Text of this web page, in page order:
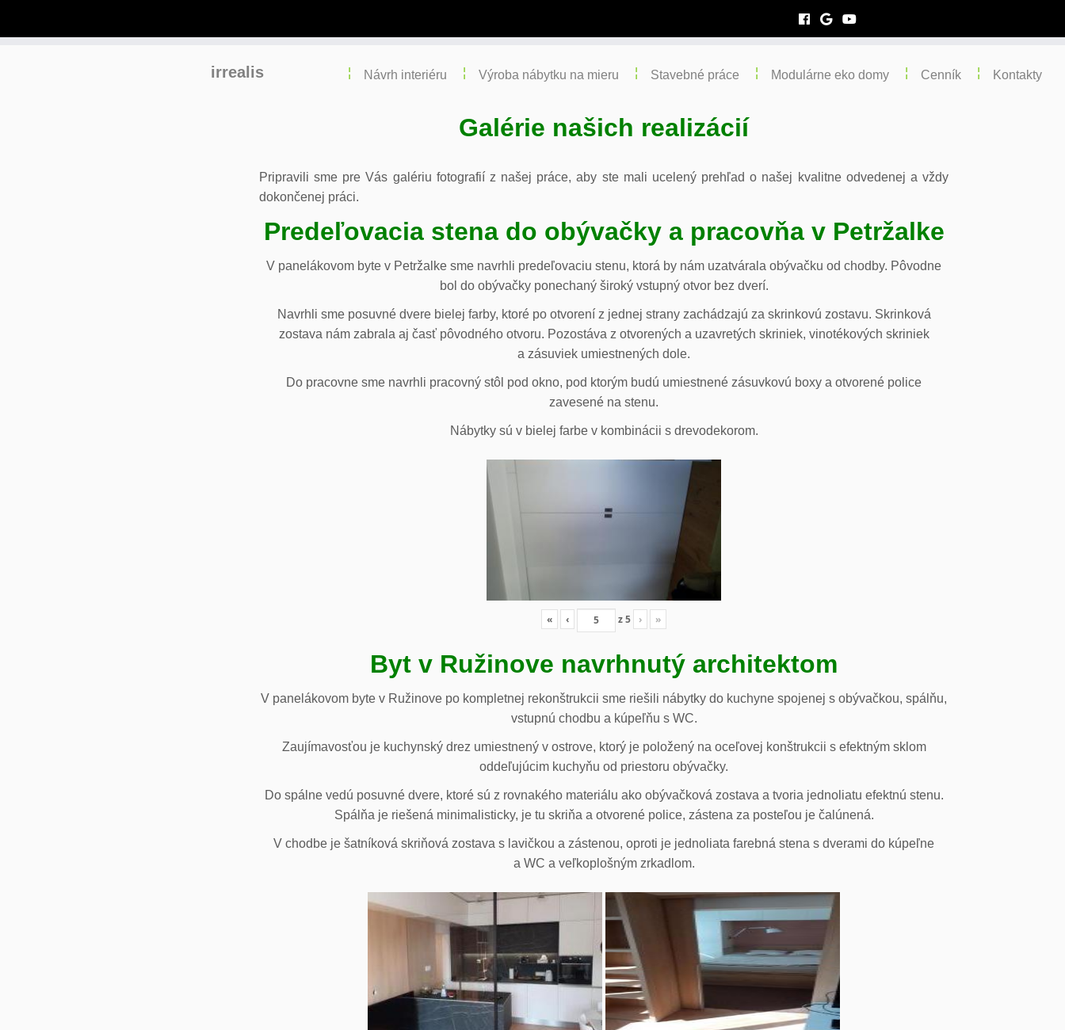
irrealis Návrh interiéru Výroba nábytku na mieru Stavebné práce Modulárne eko domy Cenník Kontakty
Galérie našich realizácií
Pripravili sme pre Vás galériu fotografií z našej práce, aby ste mali ucelený prehľad o našej kvalitne odvedenej a vždy
dokončenej práci.
Predeľovacia stena do obývačky a pracovňa v Petržalke
V panelákovom byte v Petržalke sme navrhli predeľovaciu stenu, ktorá by nám uzatvárala obývačku od chodby. Pôvodne
bol do obývačky ponechaný široký vstupný otvor bez dverí.
Navrhli sme posuvné dvere bielej farby, ktoré po otvorení z jednej strany zachádzajú za skrinkovú zostavu. Skrinková
zostava nám zabrala aj časť pôvodného otvoru. Pozostáva z otvorených a uzavretých skriniek, vinotékových skriniek
a zásuviek umiestnených dole.
Do pracovne sme navrhli pracovný stôl pod okno, pod ktorým budú umiestnené zásuvkovú boxy a otvorené police
zavesené na stenu.
Nábytky sú v bielej farbe v kombinácii s drevodekorom.
« ‹ z5 › »
Byt v Ružinove navrhnutý architektom
V panelákovom byte v Ružinove po kompletnej rekonštrukcii sme riešili nábytky do kuchyne spojenej s obývačkou, spálňu,
vstupnú chodbu a kúpeľňu s WC.
Zaujímavosťou je kuchynský drez umiestnený v ostrove, ktorý je položený na oceľovej konštrukcii s efektným sklom
oddeľujúcim kuchyňu od priestoru obývačky.
Do spálne vedú posuvné dvere, ktoré sú z rovnakého materiálu ako obývačková zostava a tvoria jednoliatu efektnú stenu.
Spálňa je riešená minimalisticky, je tu skriňa a otvorené police, zástena za posteľou je čalúnená.
V chodbe je šatníková skriňová zostava s lavičkou a zástenou, oproti je jednoliata farebná stena s dverami do kúpeľne
a WC a veľkoplošným zrkadlom.